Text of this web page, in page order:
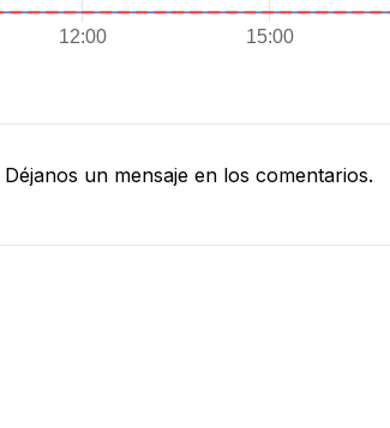
Déjanos un mensaje en los comentarios.